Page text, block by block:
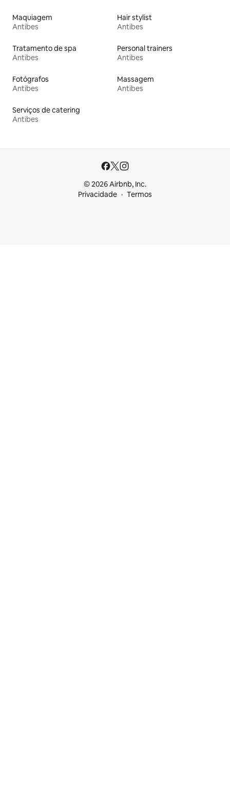
Maquiagem
Antibes
Hair stylist
Antibes
Tratamento de spa
Antibes
Personal trainers
Antibes
Fotógrafos
Antibes
Massagem
Antibes
Serviços de catering
Antibes
© 2026 Airbnb, Inc.
Privacidade
Termos